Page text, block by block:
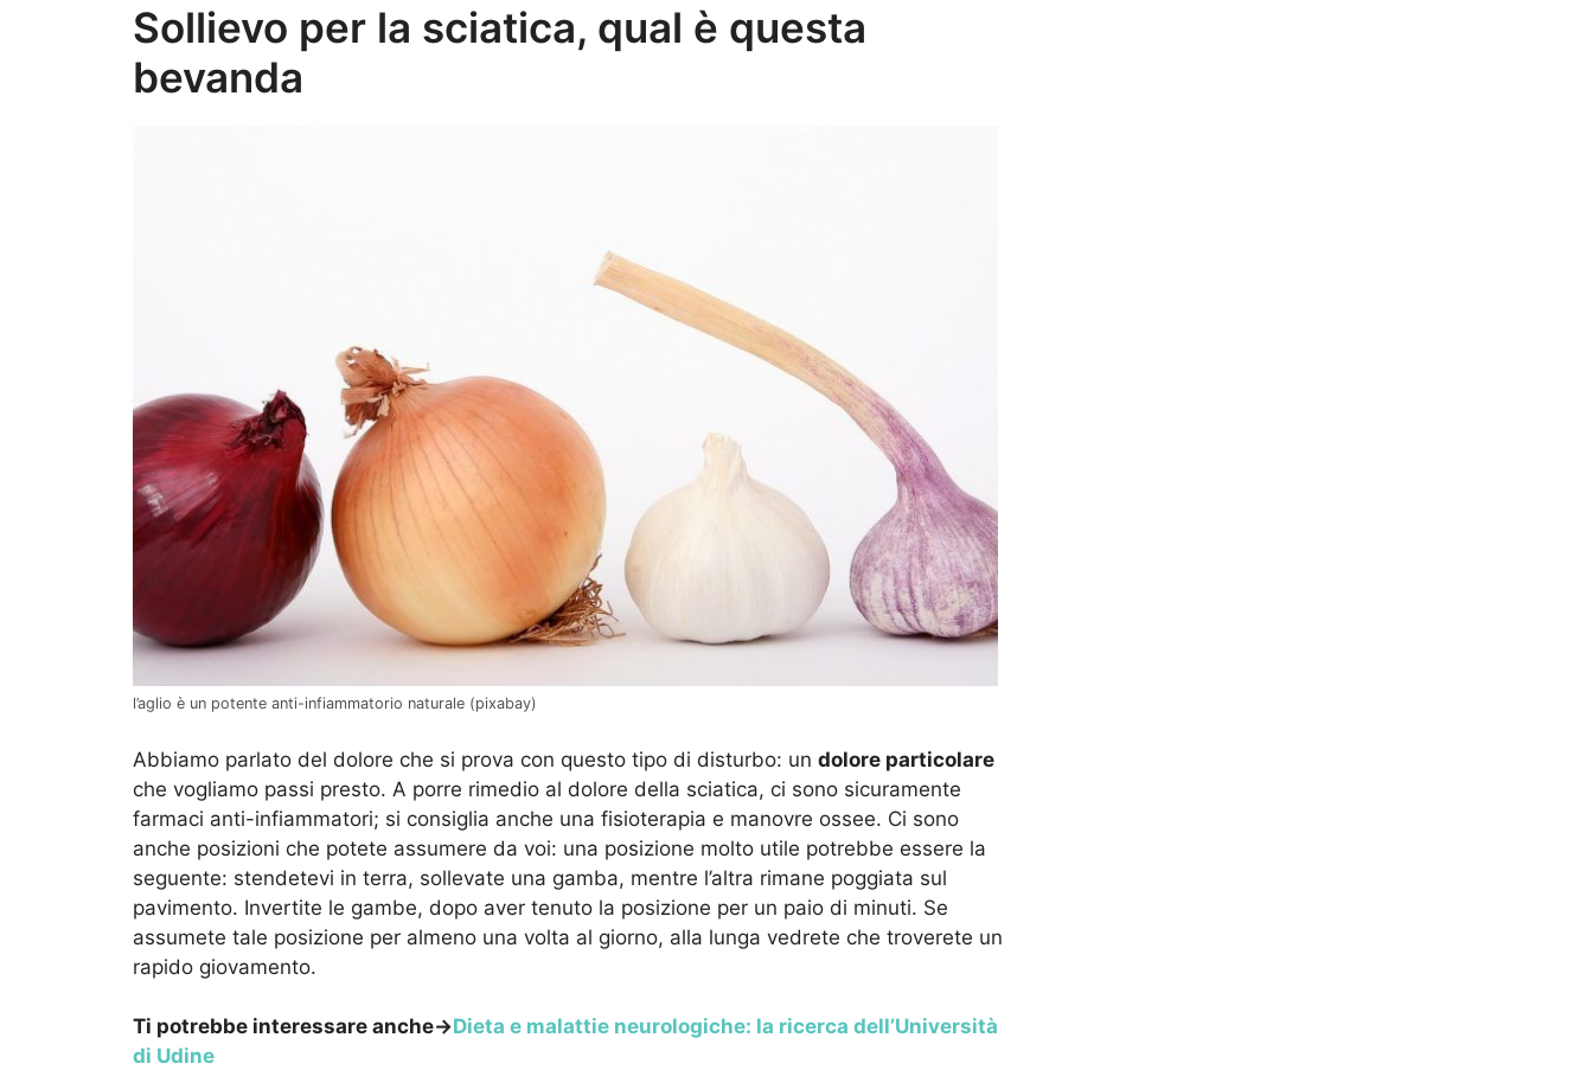
Sollievo per la sciatica, qual è questa
bevanda
l’aglio è un potente anti-infiammatorio naturale (pixabay)
Abbiamo parlato del dolore che si prova con questo tipo di disturbo: un dolore particolare
che vogliamo passi presto. A porre rimedio al dolore della sciatica, ci sono sicuramente
farmaci anti-infiammatori; si consiglia anche una fisioterapia e manovre ossee. Ci sono
anche posizioni che potete assumere da voi: una posizione molto utile potrebbe essere la
seguente: stendetevi in terra, sollevate una gamba, mentre l’altra rimane poggiata sul
pavimento. Invertite le gambe, dopo aver tenuto la posizione per un paio di minuti. Se
assumete tale posizione per almeno una volta al giorno, alla lunga vedrete che troverete un
rapido giovamento.
Ti potrebbe interessare anche->Dieta e malattie neurologiche: la ricerca dell’Università
di Udine